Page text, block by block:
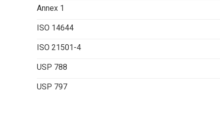
Annex 1
ISO 14644
ISO 21501-4
USP 788
USP 797